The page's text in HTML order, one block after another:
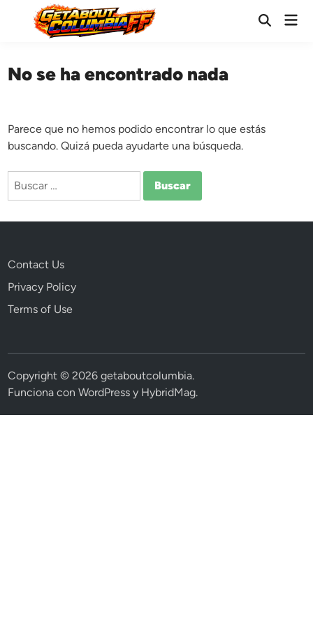
contenido
Abrir
No se ha encontrado nada
Parece que no hemos podido encontrar lo que estás
buscando. Quizá pueda ayudarte una búsqueda.
Buscar:
Contact Us
Privacy Policy
Terms of Use
Copyright © 2026getaboutcolumbia.
Funciona conWordPress y HybridMag.